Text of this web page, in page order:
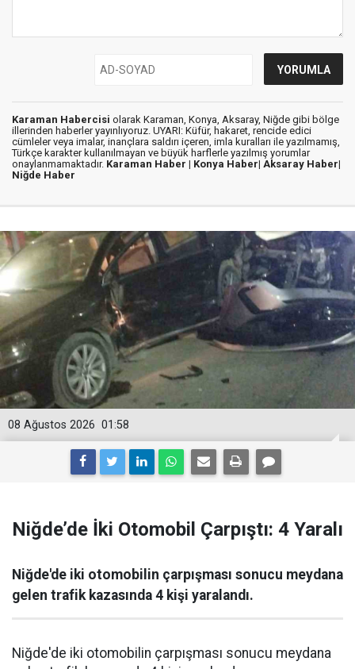
Karaman Habercisi olarak Karaman, Konya, Aksaray, Niğde gibi bölge
illerinden haberler yayınlıyoruz. UYARI: Küfür, hakaret, rencide edici
cümleler veya imalar, inançlara saldırı içeren, imla kuralları ile yazılmamış,
Türkçe karakter kullanılmayan ve büyük harflerle yazılmış yorumlar
onaylanmamaktadır. Karaman Haber | Konya Haber| Aksaray Haber|
Niğde Haber
01:58
08 Ağustos 2026
Niğde’de İki Otomobil Çarpıştı: 4 Yaralı
Niğde'de iki otomobilin çarpışması sonucu meydana
gelen trafik kazasında 4 kişi yaralandı.
Niğde'de iki otomobilin çarpışması sonucu meydana